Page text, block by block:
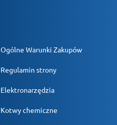
Ogólne Warunki Zakupów
Regulamin strony
Elektronarzędzia
Kotwy chemiczne